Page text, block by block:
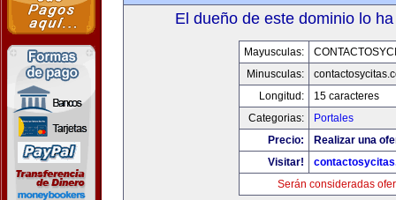
El dueño de este dominio lo
Mayusculas:
Minusculas:
Longitud:
15 caracteres
Categorias:
Portales
Precio:
Realizar una
Visitar!
Serán consideradas